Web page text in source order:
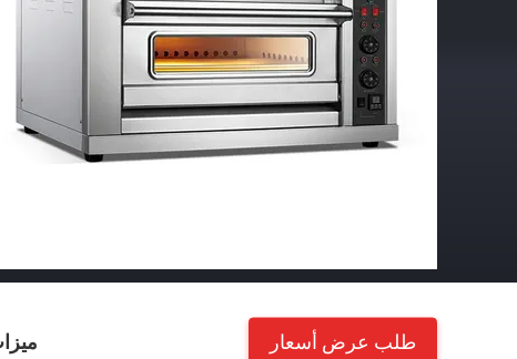
طلب عرض أسعار